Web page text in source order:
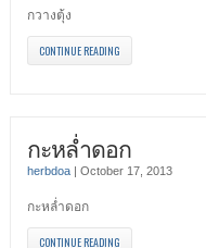
กวางตุ้ง
CONTINUE READING
กะหล่ำดอก
herbdoa| October 17, 2013
กะหล่ำดอก
CONTINUE READING